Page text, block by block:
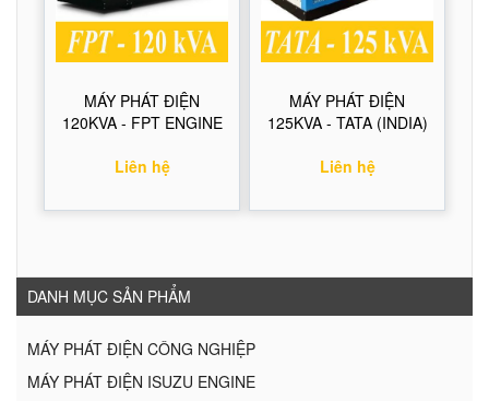
MÁY PHÁT ĐIỆN
120KVA - FPT ENGINE
Liên hệ
MÁY PHÁT ĐIỆN
125KVA - TATA (INDIA)
Liên hệ
DANH MỤC SẢN PHẨM
MÁY PHÁT ĐIỆN CÔNG NGHIỆP
MÁY PHÁT ĐIỆN ISUZU ENGINE